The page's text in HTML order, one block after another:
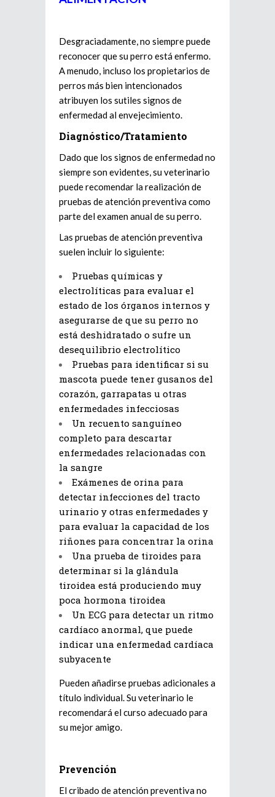
Desgraciadamente, no siempre puede
reconocer que su perro está enfermo.
A menudo, incluso los propietarios de
perros más bien intencionados
atribuyen los sutiles signos de
enfermedad al envejecimiento.
Diagnóstico/Tratamiento
Dado que los signos de enfermedad no
siempre son evidentes, su veterinario
puede recomendar la realización de
pruebas de atención preventiva como
parte del examen anual de su perro.
Las pruebas de atención preventiva
suelen incluir lo siguiente:
Pruebas químicas y
electrolíticas para evaluar el
estado de los órganos internos y
asegurarse de que su perro no
está deshidratado o sufre un
desequilibrio electrolítico
Pruebas para identificar si su
mascota puede tener gusanos del
corazón, garrapatas u otras
enfermedades infecciosas
Un recuento sanguíneo
completo para descartar
enfermedades relacionadas con
la sangre
Exámenes de orina para
detectar infecciones del tracto
urinario y otras enfermedades y
para evaluar la capacidad de los
riñones para concentrar la orina
Una prueba de tiroides para
determinar si la glándula
tiroidea está produciendo muy
poca hormona tiroidea
Un ECG para detectar un ritmo
cardíaco anormal, que puede
indicar una enfermedad cardíaca
subyacente
Pueden añadirse pruebas adicionales a
título individual. Su veterinario le
recomendará el curso adecuado para
su mejor amigo.
Prevención
El cribado de atención preventiva no